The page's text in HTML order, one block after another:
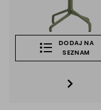
DODAJ NA
SEZNAM